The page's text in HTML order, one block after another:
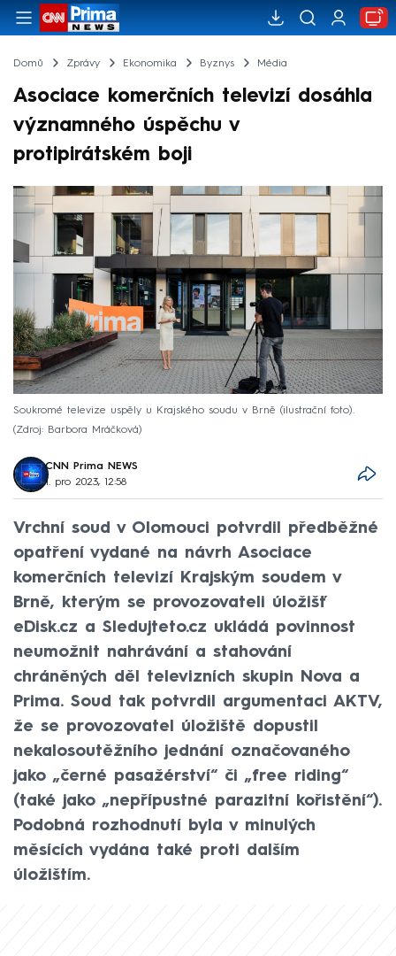
Domů Zprávy Ekonomika Byznys Média
Asociace komerčních televizí dosáhla
významného úspěchu v
protipirátském boji
Soukromé televize uspěly u Krajského soudu v Brně (ilustrační foto).
Zdroj: Barbora Mráčková
CNN Prima NEWS
1. pro 2023, 12:58
Vrchní soud v Olomouci potvrdil předběžné
opatření vydané na návrh Asociace
komerčních televizí Krajským soudem v
Brně, kterým se provozovateli úložišť
eDisk.cz a Sledujteto.cz ukládá povinnost
neumožnit nahrávání a stahování
chráněných děl televizních skupin Nova a
Prima. Soud tak potvrdil argumentaci AKTV,
že se provozovatel úložiště dopustil
nekalosoutěžního jednání označovaného
jako „černé pasažérství“ či „free riding“
(také jako „nepřípustné parazitní kořistění“).
Podobná rozhodnutí byla v minulých
měsících vydána také proti dalším
úložištím.